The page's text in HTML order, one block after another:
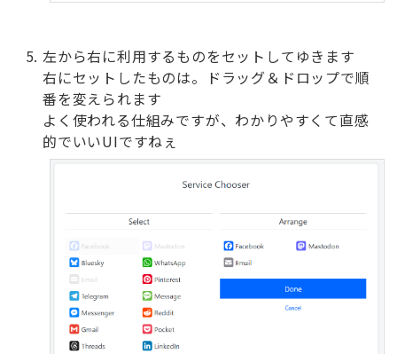
左から右に利用するものをセットしてゆきます
右にセットしたものは。ドラッグ＆ドロップで順
番を変えられます
よく使われる仕組みですが、わかりやすくて直感
的でいいUIですねぇ